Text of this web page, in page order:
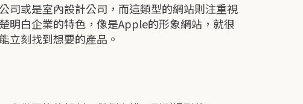
司或是室內設計公司，而這類型的網站則注重視
明白企業的特色，像是Apple的形象網站，就很
立刻找到想要的產品。